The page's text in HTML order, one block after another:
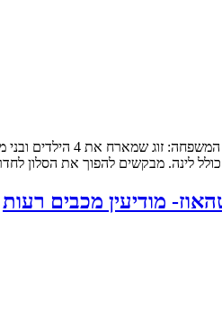
לינה. מבקשים להפוך את הסלון
מודיעין מכבים רעות